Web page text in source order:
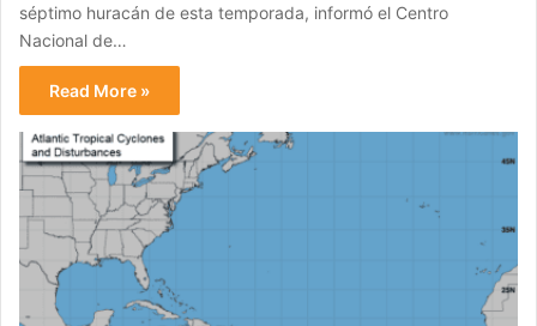
séptimo huracán de esta temporada, informó el Centro
Nacional de…
Read More »